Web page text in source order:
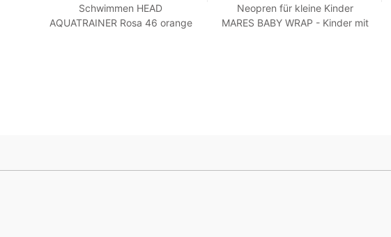
Schwimmen HEAD
AQUATRAINER Rosa 46 orange
Neopren für kleine Kinder
MARES BABY WRAP - Kinder mit